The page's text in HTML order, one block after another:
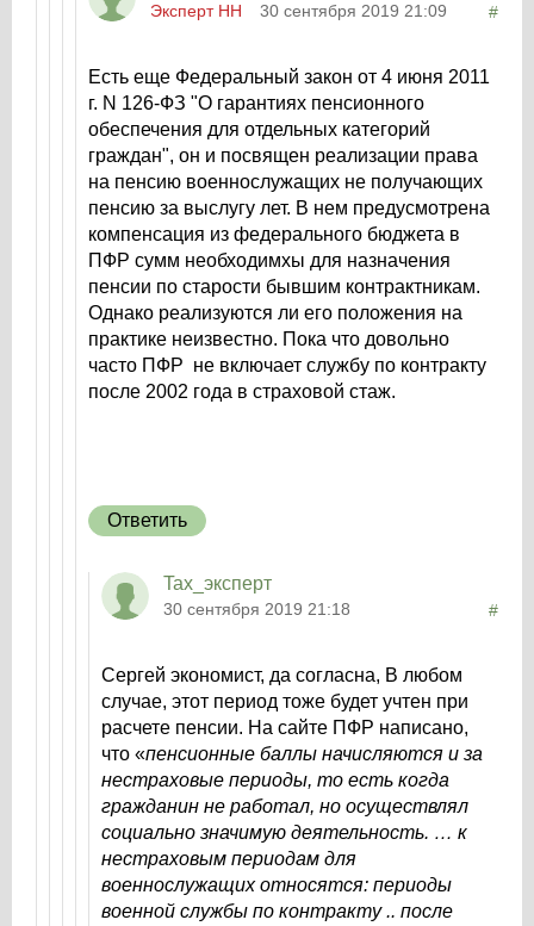
Эксперт НН 30 сентября 2019 21:09 #
Есть еще Федеральный закон от 4 июня 2011
г. N 126-ФЗ "О гарантиях пенсионного
обеспечения для отдельных категорий
граждан", он и посвящен реализации права
на пенсию военнослужащих не получающих
пенсию за выслугу лет. В нем предусмотрена
компенсация из федерального бюджета в
ПФР сумм необходимхы для назначения
пенсии по старости бывшим контрактникам.
Однако реализуются ли его положения на
практике неизвестно. Пока что довольно
часто ПФР не включает службу по контракту
после 2002 года в страховой стаж.
Ответить
Tax_эксперт
30 сентября 2019 21:18 #
Сергей экономист, да согласна, В любом
случае, этот период тоже будет учтен при
расчете пенсии. На сайте ПФР написано,
что «пенсионные баллы начисляются и за
нестраховые периоды, то есть когда
гражданин не работал, но осуществлял
социально значимую деятельность. … к
нестраховым периодам для
военнослужащих относятся: периоды
военной службы по контракту .. после